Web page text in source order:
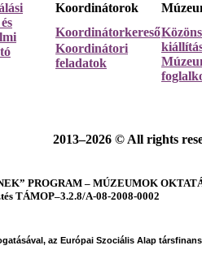
Koordinátorok
Koordinátorkereső
Koordinátori
feladatok
2013–2026 © All rights
PROGRAM – MÚZEUMOK
TÁMOP–3.2.8/A-08-2008-0002
az Európai Szociális Alap